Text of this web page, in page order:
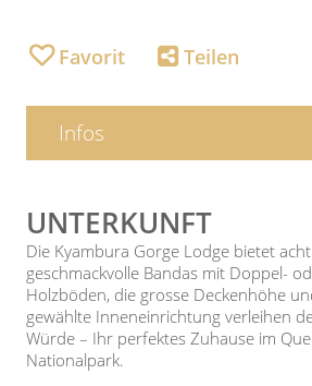
Infos
UNTERKUNFT
Die Kyambura Gorge Lodge bietet
geschmackvolle Bandas mit Doppel-
Holzböden, die grosse Deckenhöhe
gewählte Inneneinrichtung verleihen
Würde – Ihr perfektes Zuhause im
Nationalpark.